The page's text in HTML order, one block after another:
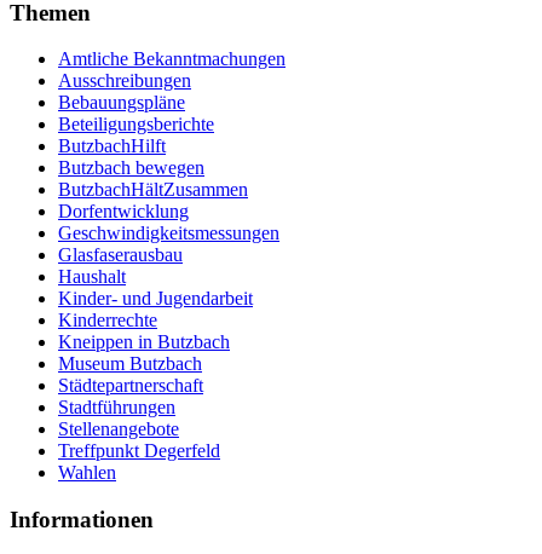
Themen
Amtliche Bekanntmachungen
Ausschreibungen
Bebauungspläne
Beteiligungsberichte
ButzbachHilft
Butzbach bewegen
ButzbachHältZusammen
Dorfentwicklung
Geschwindigkeitsmessungen
Glasfaserausbau
Haushalt
Kinder- und Jugendarbeit
Kinderrechte
Kneippen in Butzbach
Museum Butzbach
Städtepartnerschaft
Stadtführungen
Stellenangebote
Treffpunkt Degerfeld
Wahlen
Informationen